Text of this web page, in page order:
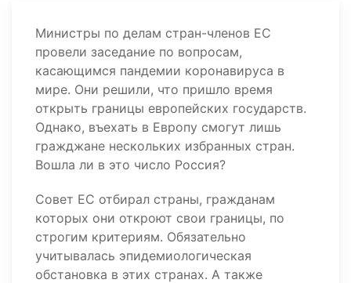
Министры по делам стран-членов ЕС
провели заседание по вопросам,
касающимся пандемии коронавируса в
мире. Они решили, что пришло время
открыть границы европейских государств.
Однако, въехать в Европу смогут лишь
гражджане нескольких избранных стран.
Вошла ли в это число Россия?
Совет ЕС отбирал страны, гражданам
которых они откроют свои границы, по
строгим критериям. Обязательно
учитывалась эпидемиологическая
обстановка в этих странах. А также